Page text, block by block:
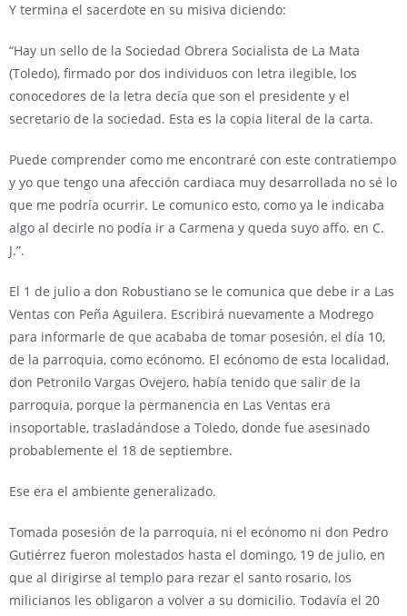
Y termina el sacerdote en su misiva diciendo:
“Hay un sello de la Sociedad Obrera Socialista de La Mata
(Toledo), firmado por dos individuos con letra ilegible, los
conocedores de la letra decía que son el presidente y el
secretario de la sociedad. Esta es la copia literal de la carta.
Puede comprender como me encontraré con este contratiempo
y yo que tengo una afección cardiaca muy desarrollada no sé lo
que me podría ocurrir. Le comunico esto, como ya le indicaba
algo al decirle no podía ir a Carmena y queda suyo affo. en C.
J.”.
El 1 de julio a don Robustiano se le comunica que debe ir a Las
Ventas con Peña Aguilera. Escribirá nuevamente a Modrego
para informarle de que acababa de tomar posesión, el día 10,
de la parroquia, como ecónomo. El ecónomo de esta localidad,
don Petronilo Vargas Ovejero, había tenido que salir de la
parroquia, porque la permanencia en Las Ventas era
insoportable, trasladándose a Toledo, donde fue asesinado
probablemente el 18 de septiembre.
Ese era el ambiente generalizado.
Tomada posesión de la parroquia, ni el ecónomo ni don Pedro
Gutiérrez fueron molestados hasta el domingo, 19 de julio, en
que al dirigirse al templo para rezar el santo rosario, los
milicianos les obligaron a volver a su domicilio. Todavía el 20